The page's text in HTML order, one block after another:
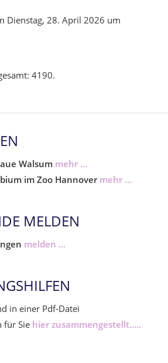
Dienstag, 28. April 2026 um
4190.
Walsum mehr ...
im Zoo Hannover mehr ...
MELDEN
melden ...
in einer Pdf-Datei
für Sie hier zusammengestellt.....